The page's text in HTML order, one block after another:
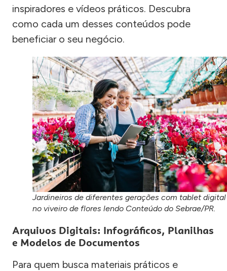
inspiradores e vídeos práticos. Descubra
como cada um desses conteúdos pode
beneficiar o seu negócio.
Jardineiros de diferentes gerações com tablet digital
no viveiro de flores lendo Conteúdo do Sebrae/PR.
Arquivos Digitais: Infográficos, Planilhas
e Modelos de Documentos
Para quem busca materiais práticos e